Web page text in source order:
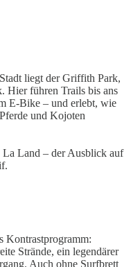
liegt der Griffith Park,
Hier führen Trails bis ans
E-Bike – und erlebt, wie
und Kojoten
La Land – der Ausblick auf
Kontrastprogramm:
Strände, ein legendärer
Auch ohne Surfbrett